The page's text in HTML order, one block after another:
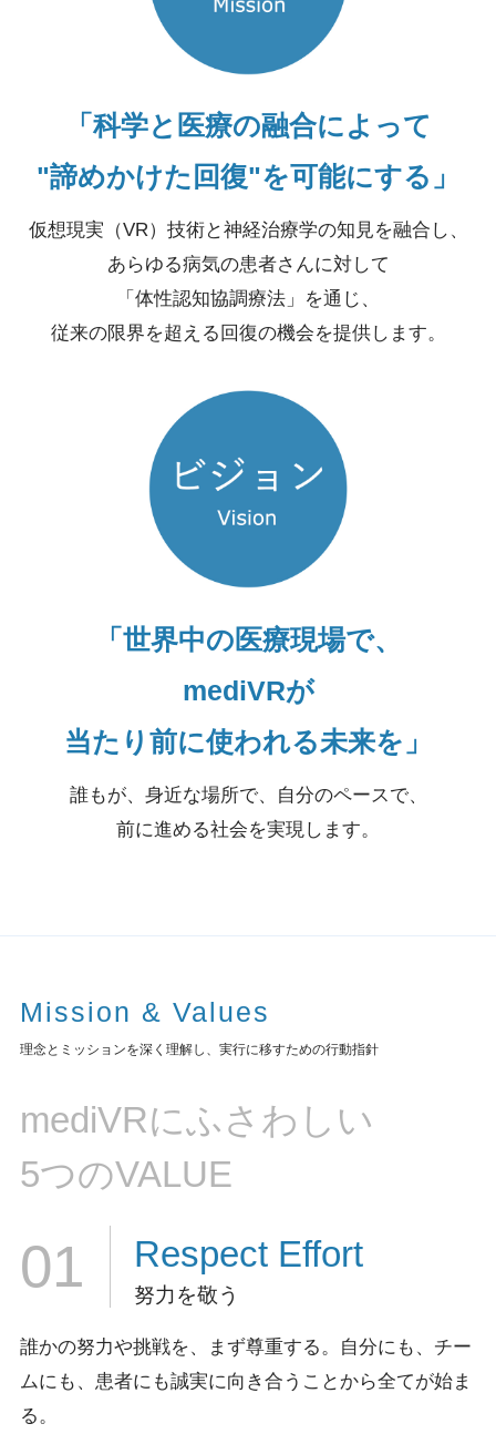
「科学と医療の融合によって
"諦めかけた回復"を可能にする」
仮想現実（VR）技術と神経治療学の知見を融合し、
あらゆる病気の患者さんに対して
「体性認知協調療法」を通じ、
従来の限界を超える回復の機会を提供します。
「世界中の医療現場で、
mediVRが
当たり前に使われる未来を」
誰もが、身近な場所で、自分のペースで、
前に進める社会を実現します。
Mission & Values
理念とミッションを深く理解し、実行に移すための行動指針
mediVRにふさわしい
5つのVALUE
01 Respect Effort
努力を敬う
誰かの努力や挑戦を、まず尊重する。
自分にも、チー
ムにも、患者にも誠実に向き合うことから全てが始ま
る。